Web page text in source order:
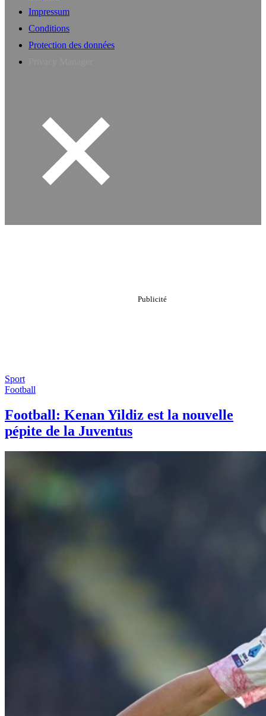
Impressum
Conditions
Protection des données
Sport
Football
Football: Kenan Yildiz est la nouvelle
pépite de la Juventus